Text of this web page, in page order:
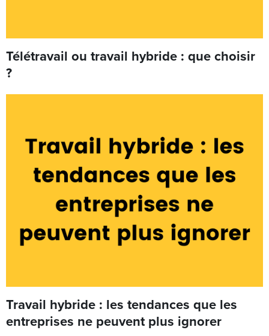
Télétravail ou travail hybride : que choisir
?
Travail hybride : les tendances que les
entreprises ne peuvent plus ignorer